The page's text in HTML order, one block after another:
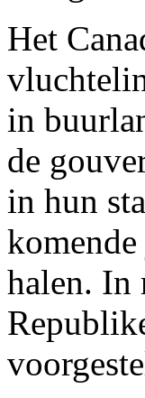
Het
in
de
in hun
halen. In